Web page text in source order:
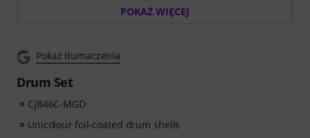
na perkusji dzięki uporządkowanej ścieżce nauki, która
zacząć, a więcej na samej grze.
Niezależnie od tego, czy dopiero zaczynasz, czy chcesz
rozwinąć swoje umiejętności, Drumeo w Musora
pomaga zdobywać nowe kompetencje, utrzymać
POKAŻ WIĘCEJ
Pokaż tłumaczenia
Drum Set
CJB46C-MGD
Unicolour foil-coated drum shells